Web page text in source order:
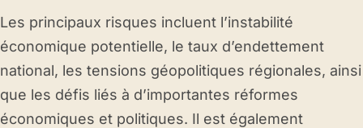
Les principaux risques incluent l’instabilité
économique potentielle, le taux d’endettement
national, les tensions géopolitiques régionales, ainsi
que les défis liés à d’importantes réformes
économiques et politiques. Il est également